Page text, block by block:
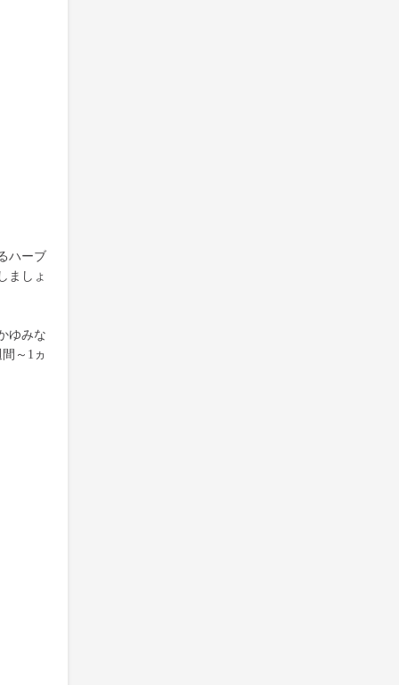
ハーブ
ましょ
ゆみな
～1ヵ